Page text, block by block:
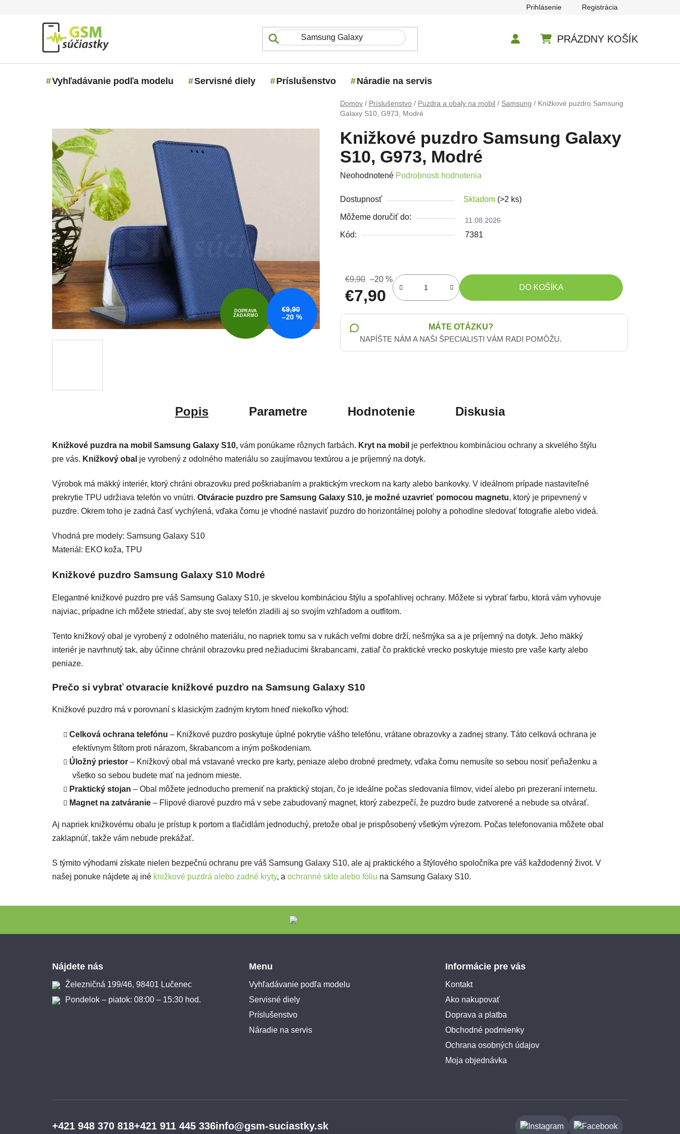
Prihlásenie Registrácia
PRÁZDNY KOŠÍK
Vyhľadávanie podľa modelu Servisné diely Príslušenstvo Náradie na servis
Domov / Príslušenstvo / Puzdra a obaly na mobil / Samsung / Knižkové puzdro Samsung
Galaxy S10, G973, Modré
Knižkové puzdro Samsung Galaxy
S10, G973, Modré
Priemerné hodnotenie produktu je 0,0 z 5 hviezdičiek.
Neohodnotené Podrobnosti hodnotenia
Dostupnosť Skladom (>2 ks)
Môžeme doručiť do: 11.08.2026
Kód: 7381
€9,90 –20 %
€7,90 DO KOŠÍKA
MÁTE OTÁZKU?
NAPÍŠTE NÁM A NAŠI ŠPECIALISTI VÁM RADI POMÔŽU.
DOPRAVA
ZADARMO
€9,90
–20 %
Popis Parametre Hodnotenie Diskusia
Knižkové puzdra na mobil Samsung Galaxy S10, vám ponúkame rôznych farbách. Kryt na mobil je perfektnou kombináciou ochrany a skvelého štýlu
pre vás. Knižkový obal je vyrobený z odolného materiálu so zaujímavou textúrou a je príjemný na dotyk.
Výrobok má mäkký interiér, ktorý chráni obrazovku pred poškriabaním a praktickým vreckom na karty alebo bankovky. V ideálnom prípade nastaviteľné
prekrytie TPU udržiava telefón vo vnútri. Otváracie puzdro pre Samsung Galaxy S10, je možné uzavrieť pomocou magnetu, ktorý je pripevnený v
puzdre. Okrem toho je zadná časť vychýlená, vďaka čomu je vhodné nastaviť puzdro do horizontálnej polohy a pohodlne sledovať fotografie alebo videá.
Vhodná pre modely: Samsung Galaxy S10
Materiál: EKO koža, TPU
Knižkové puzdro Samsung Galaxy S10 Modré
Elegantné knižkové puzdro pre váš Samsung Galaxy S10, je skvelou kombináciou štýlu a spoľahlivej ochrany. Môžete si vybrať farbu, ktorá vám vyhovuje
najviac, prípadne ich môžete striedať, aby ste svoj telefón zladili aj so svojím vzhľadom a outfitom.
Tento knižkový obal je vyrobený z odolného materiálu, no napriek tomu sa v rukách veľmi dobre drží, nešmýka sa a je príjemný na dotyk. Jeho mäkký
interiér je navrhnutý tak, aby účinne chránil obrazovku pred nežiaducimi škrabancami, zatiaľ čo praktické vrecko poskytuje miesto pre vaše karty alebo
peniaze.
Prečo si vybrať otvaracie knižkové puzdro na Samsung Galaxy S10
Knižkové puzdro má v porovnaní s klasickým zadným krytom hneď niekoľko výhod:
Celková ochrana telefónu – Knižkové puzdro poskytuje úplné pokrytie vášho telefónu, vrátane obrazovky a zadnej strany. Táto celková ochrana je
efektívnym štítom proti nárazom, škrabancom a iným poškodeniam.
Úložný priestor – Knižkový obal má vstavané vrecko pre karty, peniaze alebo drobné predmety, vďaka čomu nemusíte so sebou nosiť peňaženku a
všetko so sebou budete mať na jednom mieste.
Praktický stojan – Obal môžete jednoducho premeniť na praktický stojan, čo je ideálne počas sledovania filmov, videí alebo pri prezeraní internetu.
Magnet na zatváranie – Flipové diarové puzdro má v sebe zabudovaný magnet, ktorý zabezpečí, že puzdro bude zatvorené a nebude sa otvárať.
Aj napriek knižkovému obalu je prístup k portom a tlačidlám jednoduchý, pretože obal je prispôsobený všetkým výrezom. Počas telefonovania môžete obal
zaklapnúť, takže vám nebude prekážať.
S týmito výhodami získate nielen bezpečnú ochranu pre váš Samsung Galaxy S10, ale aj praktického a štýlového spoločníka pre váš každodenný život. V
našej ponuke nájdete aj iné knižkové puzdrá alebo zadné kryty, a ochranné sklo alebo fóliu na Samsung Galaxy S10.
Nájdete nás
Železničná 199/46, 98401 Lučenec
Pondelok – piatok: 08:00 – 15:30 hod.
Menu
Vyhľadávanie podľa modelu
Servisné diely
Príslušenstvo
Náradie na servis
Informácie pre vás
Kontakt
Ako nakupovať
Doprava a platba
Obchodné podmienky
Ochrana osobných údajov
Moja objednávka
+421 948 370 818+421 911 445 336info@gsm-suciastky.sk